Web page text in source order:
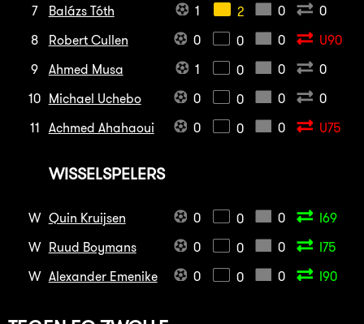
7
Balázs Tóth 1 2 0
0
8
Robert Cullen 0 0 0
U90
9
Ahmed Musa 1 0 0
0
10 Michael Uchebo 0 0 0
0
11
Achmed Ahahaoui 0 0 0 U75
WISSELSPELERS
W Quin Kruijsen 0 0 0
I69
W Ruud Boymans 0 0 0
I75
W Alexander Emenike 0 0 0 I90